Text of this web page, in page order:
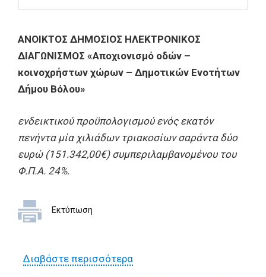
ΑΝΟΙKΤΟΣ ΔΗΜΟΣΙΟΣ ΗΛΕΚΤΡΟΝΙΚΟΣ
ΔΙΑΓΩΝΙΣΜΟΣ «Αποχιονισμό οδών –
κοινοχρήστων χώρων – Δημοτικών Ενοτήτων
∆ήμου Βόλου»
ενδεικτικού προϋπολογισμού ενός εκατόν
πενήντα μία χιλιάδων τριακοσίων σαράντα δύο
ευρώ (151.342,00€) συμπεριλαμβανομένου του
Φ.Π.Α. 24%.
Εκτύπωση
Διαβάστε περισσότεραγια ΑΝΟΙKΤΟΣ ΔΗΜΟΣΙΟΣ